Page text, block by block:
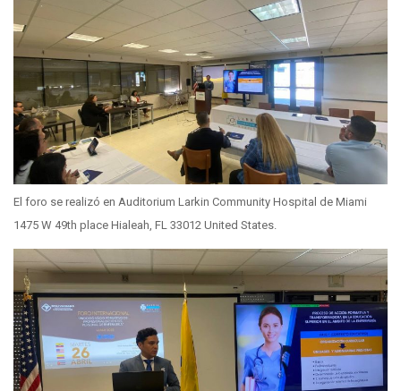
El foro se realizó en Auditorium Larkin Community Hospital de Miami
1475 W 49th place Hialeah, FL 33012 United States.